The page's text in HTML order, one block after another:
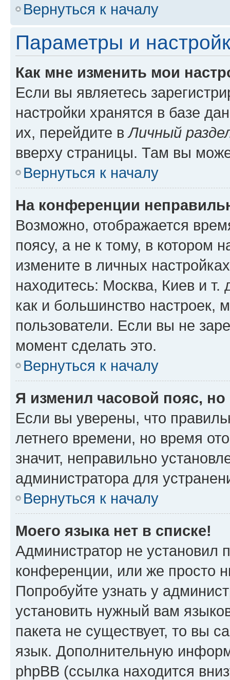
Вернуться к началу
Параметры и
Как мне изменить мои
Если вы являетесь
настройки хранятся в базе
их, перейдите вЛичный
вверху страницы. Там вы
Вернуться к началу
На конференции
Возможно, отображается
поясу, а не к тому, в котором
измените в личных
находитесь: Москва, Киев и т.
как и большинство настроек,
пользователи. Если вы не
момент сделать это.
Вернуться к началу
Я изменил часовой пояс,
Если вы уверены, что
летнего времени, но время
значит, неправильно
администратора для
Вернуться к началу
Моего языка нет в списке!
Администратор не установил
конференции, или же просто
Попробуйте узнать у
установить нужный вам
пакета не существует, то вы
язык. Дополнительную
phpBB (ссылка находится